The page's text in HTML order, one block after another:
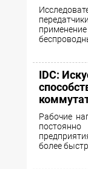
IDC:
Рабочие
более